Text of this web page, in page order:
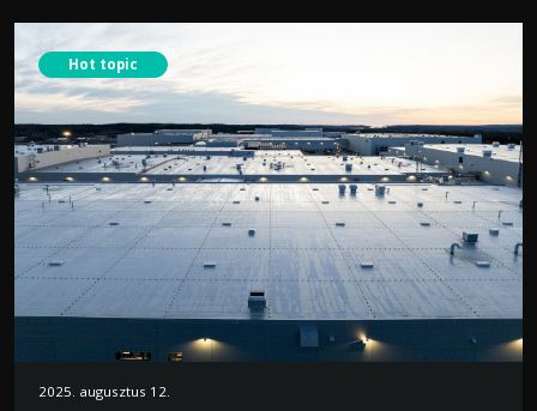
Hot topic
2025. augusztus 12.